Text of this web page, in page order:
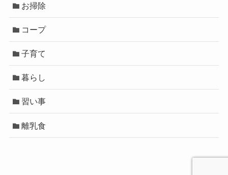
お掃除
コープ
子育て
暮らし
習い事
離乳食